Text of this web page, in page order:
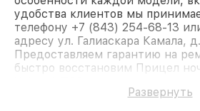
удобства клиентов мы
телефону +7 (843) 254-68-13
адресу ул. Галиаскара Камала,
Предоставляем гарантию на
быстро восстановим Прицел
Развернуть